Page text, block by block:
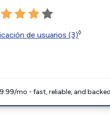
de usuarios (3)◊
mo - fast, reliable, and